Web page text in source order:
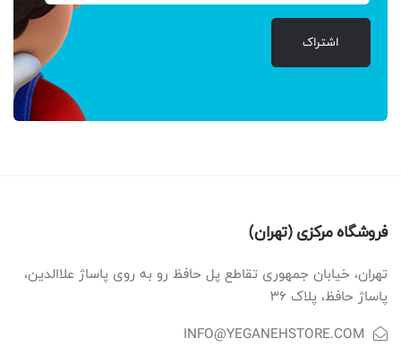
اشتراک
فروشگاه مرکزی (تهران)
تهران، خیابان جمهوری تقاطع پل حافظ رو به روی پاساژ علاالدین،
پاساژ حافظ، پلاک ۳۶
INFO@YEGANEHSTORE.COM